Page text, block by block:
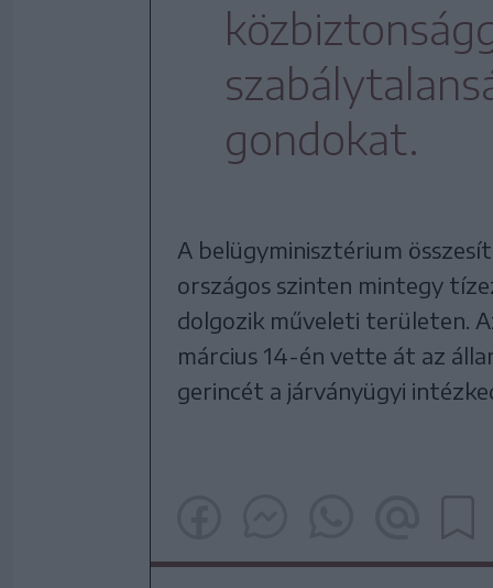
gondokat.
A belügyminisztérium
országos szinten mintegy
dolgozik műveleti területen.
március 14-én vette át az
gerincét a járványügyi